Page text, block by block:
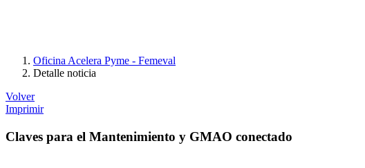
Oficina Acelera Pyme - Femeval
Detalle noticia
Volver
Imprimir
Claves para el Mantenimiento y GMAO conectado